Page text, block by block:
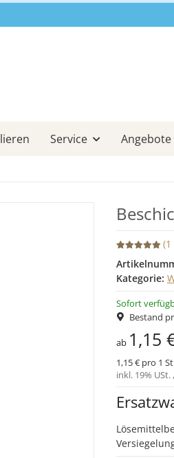
Service Angebote
Kategorie:
Sofort
Bestand
ab 1,15
1,15 € pro 1
inkl. 19% USt.